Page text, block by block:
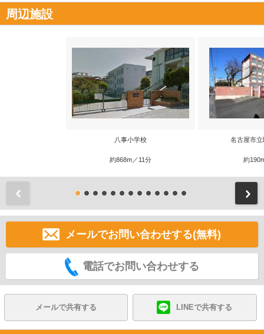
周辺施設
八事小学校
約868m／11分
名古屋市
約
メールでお問い合わせする(無料)
電話でお問い合わせする
メールで共有する LINEで共有する